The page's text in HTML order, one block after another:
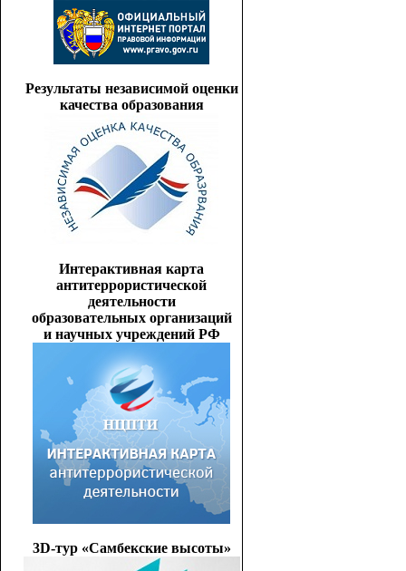
Результаты независимой оценки
качества образования
Интерактивная карта
антитеррористической
деятельности
образовательных организаций
и научных учреждений РФ
3D-тур «Самбекские высоты»